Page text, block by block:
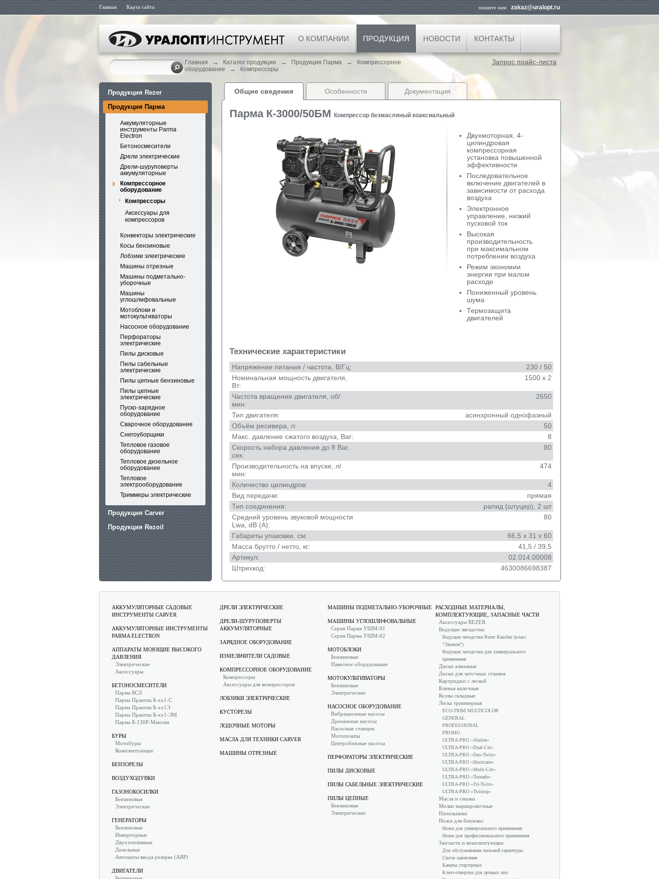
Главная Карта сайта пишите намzakaz@uralopt.ru
О КОМПАНИИ ПРОДУКЦИЯ НОВОСТИ КОНТАКТЫ
Главная → Каталог продукции → Продукция Парма →
Компрессорное
оборудование
→ Компрессоры
Запрос прайс-листа
Продукция Rezer
Продукция Парма
Аккумуляторные
инструменты Parma
Electron
Бетоносмесители
Дрели электрические
Дрели-шуруповерты
аккумуляторные
Компрессорное
оборудование
Компрессоры
Аксессуары для
компрессоров
Конвекторы электрические
Косы бензиновые
Лобзики электрические
Машины отрезные
Машины подметально-
уборочные
Машины
углошлифовальные
Мотоблоки и
мотокультиваторы
Насосное оборудование
Перфораторы
электрические
Пилы дисковые
Пилы сабельные
электрические
Пилы цепные бензиновые
Пилы цепные
электрические
Пуско-зарядное
оборудование
Сварочное оборудование
Снегоуборщики
Тепловое газовое
оборудование
Тепловое дизельное
оборудование
Тепловое
электрооборудование
Триммеры электрические
Продукция Carver
Продукция Rezoil
Общие сведения Особенности Документация
Парма К-3000/50БМ Компрессор безмасляный коаксиальный
Двухмоторная, 4-
цилиндровая
компрессорная
установка повышенной
эффективности
Последовательное
включение двигателей в
зависимости от расхода
воздуха
Электронное
управление, низкий
пусковой ток
Высокая
производительность
при максимальном
потреблении воздуха
Режим экономии
энергии при малом
расходе
Пониженный уровень
шума
Термозащита
двигателей
Технические характеристики
Напряжение питания / частота, В/Гц:
230 / 50
Номинальная мощность двигателя,
Вт:
1500 x 2
Частота вращения двигателя, об/
мин:
2650
Тип двигателя:
асинхронный однофазный
Объём ресивера, л:
50
Макс. давление сжатого воздуха, Bar:
8
Cкорость набора давления до 8 Bar,
сек:
80
Производительность на впуске, л/
мин:
474
Количество цилиндров:
4
Вид передачи:
прямая
Тип соединения:
рапид (штуцер), 2 шт
Средний уровень звуковой мощности
Lwa, dB (A):
80
Габариты упаковки, см:
66,5 х 31 х 60
Масса брутто / нетто, кг:
41,5 / 39,5
Артикул:
02.014.00008
Штрихкод:
4630086698387
АККУМУЛЯТОРНЫЕ САДОВЫЕ
ИНСТРУМЕНТЫ CARVER
АККУМУЛЯТОРНЫЕ ИНСТРУМЕНТЫ
PARMA ELECTRON
АППАРАТЫ МОЮЩИЕ ВЫСОКОГО
ДАВЛЕНИЯ
Электрические
Аксессуары
БЕТОНОСМЕСИТЕЛИ
Парма БСЛ
Парма Практик Б-хх1-С
Парма Практик Б-хх1Э
Парма Практик Б-хх1-ЭМ
Парма Б-130Р-Максим
БУРЫ
Мотобуры
Комплектующие
БЕНЗОРЕЗЫ
ВОЗДУХОДУВКИ
ГАЗОНОКОСИЛКИ
Бензиновые
Электрические
ГЕНЕРАТОРЫ
Бензиновые
Инверторные
Двухтопливные
Дизельные
Автоматы ввода резерва (АВР)
ДВИГАТЕЛИ
ДРЕЛИ ЭЛЕКТРИЧЕСКИЕ
ДРЕЛИ-ШУРУПОВЕРТЫ
АККУМУЛЯТОРНЫЕ
ЗАРЯДНОЕ ОБОРУДОВАНИЕ
ИЗМЕЛЬЧИТЕЛИ САДОВЫЕ
КОМПРЕССОРНОЕ ОБОРУДОВАНИЕ
Компрессоры
Аксессуары для компрессоров
ЛОБЗИКИ ЭЛЕКТРИЧЕСКИЕ
КУСТОРЕЗЫ
ЛОДОЧНЫЕ МОТОРЫ
МАСЛА ДЛЯ ТЕХНИКИ CARVER
МАШИНЫ ОТРЕЗНЫЕ
МАШИНЫ ПОДМЕТАЛЬНО-УБОРОЧНЫЕ
МАШИНЫ УГЛОШЛИФОВАЛЬНЫЕ
Серия Парма УШМ-01
Серия Парма УШМ-02
МОТОБЛОКИ
Бензиновые
Навесное оборудование
МОТОКУЛЬТИВАТОРЫ
Бензиновые
Электрические
НАСОСНОЕ ОБОРУДОВАНИЕ
Вибрационные насосы
Дренажные насосы
Насосные станции
Мотопомпы
Центробежные насосы
ПЕРФОРАТОРЫ ЭЛЕКТРИЧЕСКИЕ
ПИЛЫ ДИСКОВЫЕ
ПИЛЫ САБЕЛЬНЫЕ ЭЛЕКТРИЧЕСКИЕ
ПИЛЫ ЦЕПНЫЕ
Бензиновые
Электрические
РАСХОДНЫЕ МАТЕРИАЛЫ,
КОМПЛЕКТУЮЩИЕ, ЗАПАСНЫЕ ЧАСТИ
Аксессуары REZER
Ведущие звездочки
Ведущие звездочки Rezer Rancher (класс
"Эконом")
Ведущие звездочки для универсального
применения
Диски алмазные
Диски для заточных станков
Картриджи с леской
Клинья валочные
Козлы складные
Леска триммерная
ECO-TRIM MULTICOLOR
GENERAL
PROFESSIONAL
PROMO
ULTRA-PRO «Alulon»
ULTRA-PRO «Dual-Cut»
ULTRA-PRO «Duo-Twist»
ULTRA-PRO «Hurricane»
ULTRA-PRO «Multi-Cut»
ULTRA-PRO «Tornado»
ULTRA-PRO «Tri-Twist»
ULTRA-PRO «Twistop»
Масла и смазки
Мелки маркировочные
Напильники
Ножи для бензокос
Ножи для универсального применения
Ножи для профессионального применения
Запчасти и комплектующие
Для обслуживания пильной гарнитуры
Свечи зажигания
Канаты стартерные
Ключ-отвертки для цепных пил